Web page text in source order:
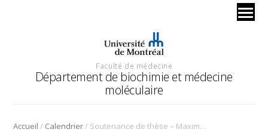
Faculté de médecine
Département de biochimie et médecine
moléculaire
Accueil / Calendrier/ Soutenance de thèse – Maxime Lalonde